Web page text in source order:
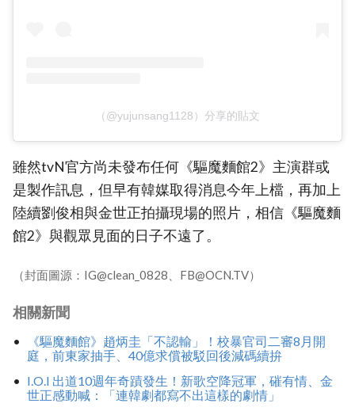
（@yujunsang1128）分享的貼文
雖然tvN官方尚未發布任何《驅魔麵館2》主演群或
是製作訊息，但早有韓媒取得消息今年上檔，再加上
陸續劉俊相與金世正拍攝現場的照片，相信《驅魔麵
館2》與觀眾見面的日子不遠了。
（封面圖源：IG@clean_0828、FB@OCN.TV）
相關新聞
《驅魔麵館》趙炳圭「不認輸」！校暴官司二審8月開
庭，前東家抽手、40億求償被駁回後減碼續拚
I.O.I 出道10週年奇蹟發生！新歌空降冠軍，磪有情、金
世正感動喊：「連韓劇都寫不出這樣的劇情」